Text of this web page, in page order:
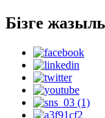
Бізге